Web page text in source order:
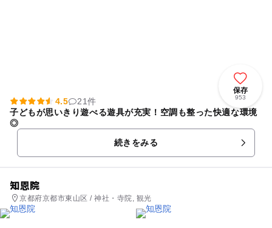
保存
953
4.5
21件
子どもが思いきり遊べる遊具が充実！空調も整った快適な環境
◎
続きをみる
知恩院
京都府京都市東山区 / 神社・寺院, 観光